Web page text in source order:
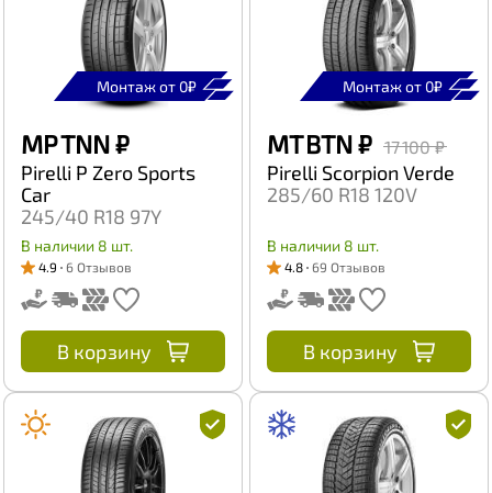
Монтаж от 0₽
MP TNN₽
Pirelli P Zero Sports
Car
245/40 R18 97Y
В наличии 8 шт.
4.9 6 Отзывов
В корзину
Монтаж от 0₽
MT BTN₽ 17 100 ₽
Pirelli Scorpion Verde
285/60 R18 120V
В наличии 8 шт.
4.8 69 Отзывов
В корзину